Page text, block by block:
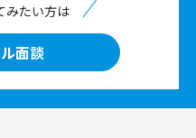
みたい方は
面談